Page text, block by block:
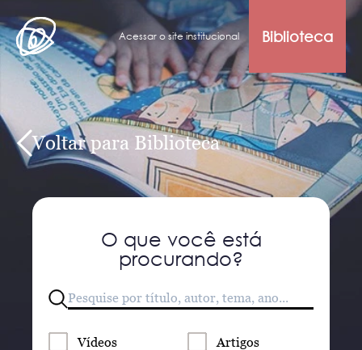
Acessar o site institucional Biblioteca
Voltar para Biblioteca
O que você está
procurando?
Vídeos Artigos